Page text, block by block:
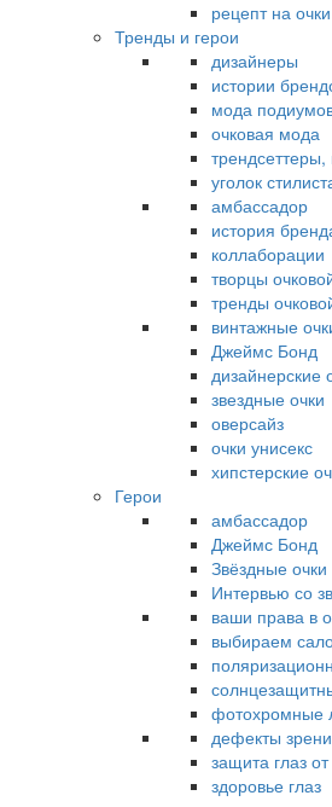
рецепт на очки
Тренды и герои
дизайнеры
истории
мода
очковая мода
уголок
амбассадор
история
коллаборации
творцы
тренды
винтажные
Джеймс Бонд
дизайнерские
звездные очки
оверсайз
очки унисекс
хипстерские
Герои
амбассадор
Джеймс Бонд
Звёздные очки
Интервью со
ваши права в
выбираем
фотохромные
дефекты
защита глаз
здоровье глаз